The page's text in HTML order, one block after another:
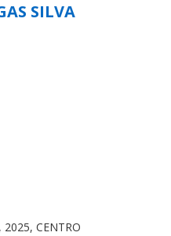
SILVA
2025, CENTRO